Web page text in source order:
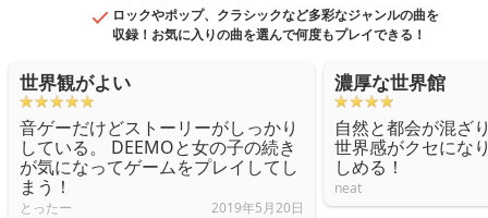
ロックやポップ、クラシックなど多彩なジャンルの曲を
収録！お気に入りの曲を選んで何度もプレイできる！
世界観がよい
音ゲーだけどストーリーがしっかり
している。 DEEMOと女の子の続き
が気になってゲームをプレイしてし
まう！
とったー 2019年5月20日
濃厚な世界館
自然と都会が混ざ
世界感がクセにな
しめる！
neat